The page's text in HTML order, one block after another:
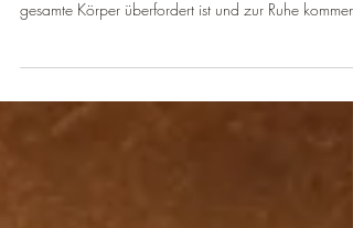
Migräne mit Übelkeit zeigt sich oft als Rückzug in
gesamte Körper überfordert ist und zur Ruhe kommen